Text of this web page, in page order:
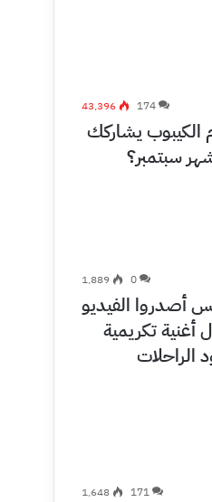
174 43٬396
يشاركك
سبتمبر؟
0 1٬889
أصدروا الفيديو
تكريمية
الراحلات
171 1٬648